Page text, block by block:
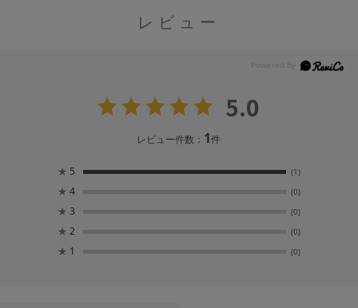
レビュー
5.0
レビュー件数： 1件
★ 5 (1)
★ 4 (0)
★ 3 (0)
★ 2 (0)
★ 1 (0)